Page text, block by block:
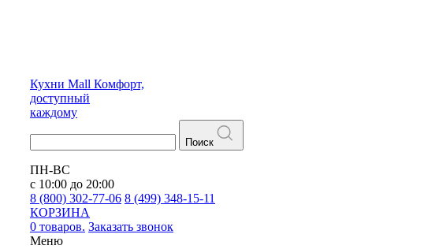
Кухни Mall Комфорт,
доступный
каждому
Поиск
ПН-ВС
с 10:00 до 20:00
8 (800) 302-77-06 8 (499) 348-15-11
КОРЗИНА
0 товаров. Заказать звонок
Меню